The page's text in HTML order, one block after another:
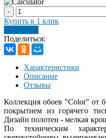
-
Купить в 1 клик
Поделиться:
Характеристики
Описание
Отзывы
Коллекция обоев "Color" от
покрытием из горячего
Дизайн полотен - мелкая
По техническим